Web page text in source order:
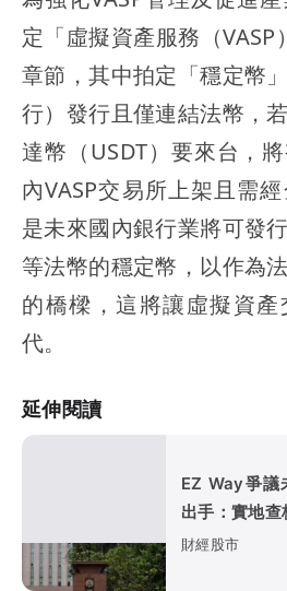
定「虛擬資產服務（
章節，其中拍定「穩定幣
行）發行且僅連結法幣，
達幣（USDT）要來台，
內VASP交易所上架且需
是未來國內銀行業將可發
等法幣的穩定幣，以作為
的橋樑，這將讓虛擬資
代。
延伸閱讀
EZ Way爭
出手：實地查
財經股市